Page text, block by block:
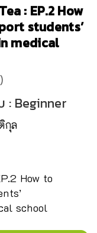
: EP.2 How
students’
medical
)
: Beginner
กุล
How to
school